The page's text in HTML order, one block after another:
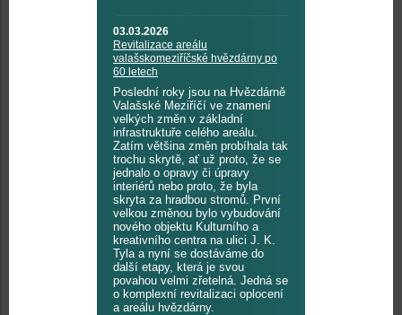
03.03.2026
Revitalizace areálu
valašskomeziříčské hvězdárny po
60 letech
Poslední roky jsou na Hvězdárně
Valašské Meziříčí ve znamení
velkých změn v základní
infrastruktuře celého areálu.
Zatím většina změn probíhala tak
trochu skrytě, ať už proto, že se
jednalo o opravy či úpravy
interiérů nebo proto, že byla
skryta za hradbou stromů. První
velkou změnou bylo vybudování
nového objektu Kulturního a
kreativního centra na ulici J. K.
Tyla a nyní se dostáváme do
další etapy, která je svou
povahou velmi zřetelná. Jedná se
o komplexní revitalizaci oplocení
a areálu hvězdárny.